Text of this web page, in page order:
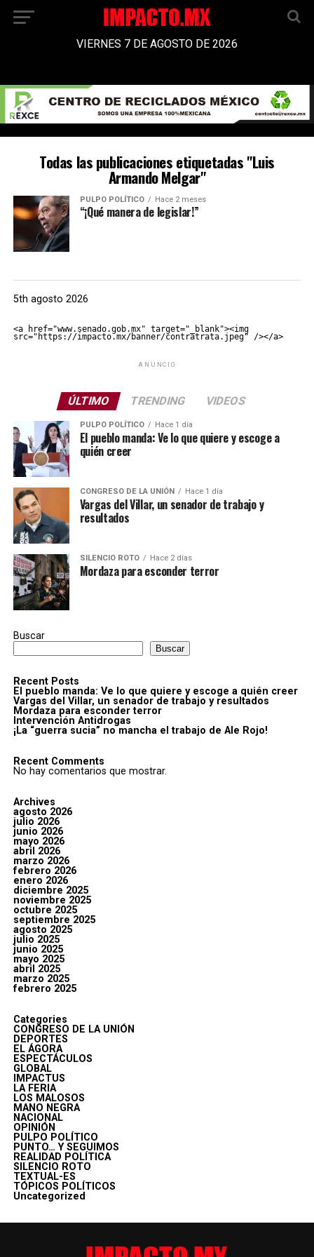
VIERNES 7 DE AGOSTO DE 2026
Todas las publicaciones etiquetadas "Luis
Armando Melgar"
PULPO POLÍTICO Hace 2 meses
“¡Qué manera de legislar!”
5th agosto 2026
<a href="www.senado.gob.mx" target="_blank"><img
src="https://impacto.mx/banner/contratrata.jpeg" /></a>
ANUNCIO
ÚLTIMO TRENDING VIDEOS
PULPO POLÍTICO Hace 1 día
El pueblo manda: Ve lo que quiere y escoge a
quién creer
CONGRESO DE LA UNIÓN Hace 1 día
Vargas del Villar, un senador de trabajo y
resultados
SILENCIO ROTO Hace 2 días
Mordaza para esconder terror
Buscar
Buscar
Recent Posts
El pueblo manda: Ve lo que quiere y escoge a quién creer
Vargas del Villar, un senador de trabajo y resultados
Mordaza para esconder terror
Intervención Antidrogas
¡La “guerra sucia” no mancha el trabajo de Ale Rojo!
Recent Comments
No hay comentarios que mostrar.
Archives
agosto 2026
julio 2026
junio 2026
mayo 2026
abril 2026
marzo 2026
febrero 2026
enero 2026
diciembre 2025
noviembre 2025
octubre 2025
septiembre 2025
agosto 2025
julio 2025
junio 2025
mayo 2025
abril 2025
marzo 2025
febrero 2025
Categories
CONGRESO DE LA UNIÓN
DEPORTES
EL ÁGORA
ESPECTÁCULOS
GLOBAL
IMPACTUS
LA FERIA
LOS MALOSOS
MANO NEGRA
NACIONAL
OPINIÓN
PULPO POLÍTICO
PUNTO… Y SEGUIMOS
REALIDAD POLÍTICA
SILENCIO ROTO
TEXTUAL-ES
TÓPICOS POLÍTICOS
Uncategorized